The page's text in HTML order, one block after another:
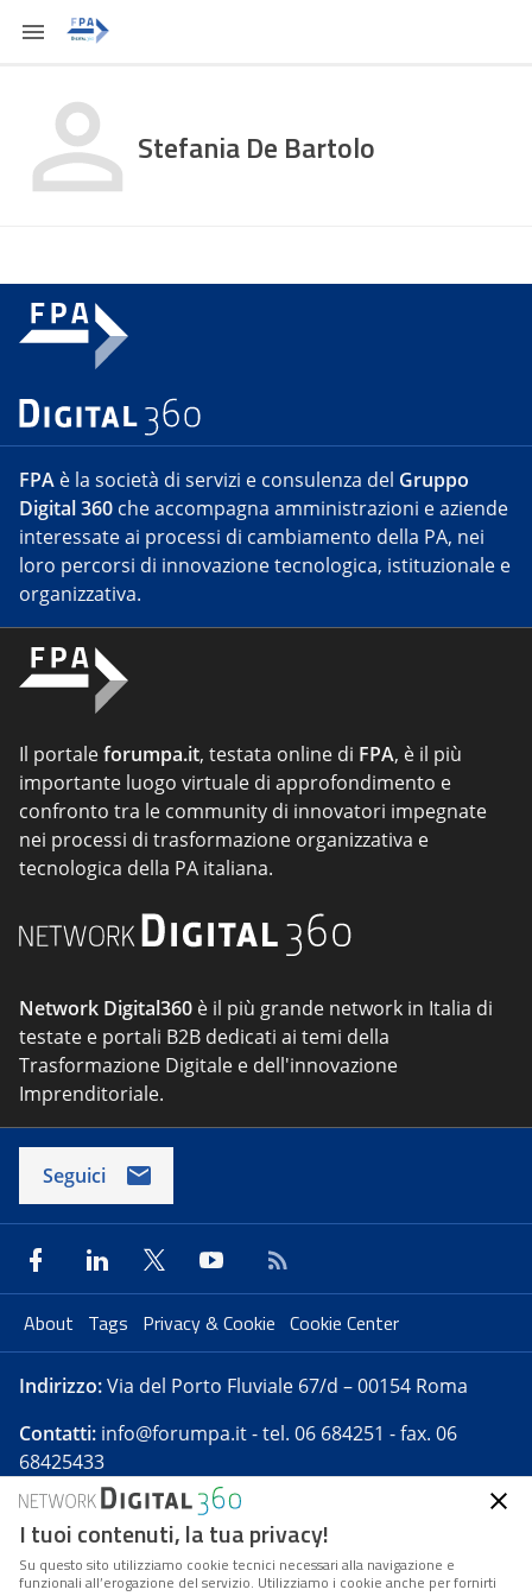
Stefania De Bartolo
FPA è la società di servizi e consulenza del Gruppo
Digital 360 che accompagna amministrazioni e aziende
interessate ai processi di cambiamento della PA, nei
loro percorsi di innovazione tecnologica, istituzionale e
organizzativa.
Il portaleforumpa.it, testata online di FPA, è il più
importante luogo virtuale di approfondimento e
confronto tra le community di innovatori impegnate
nei processi di trasformazione organizzativa e
tecnologica della PA italiana.
Network Digital360 è il più grande network in Italia di
testate e portali B2B dedicati ai temi della
Trasformazione Digitale e dell'innovazione
Imprenditoriale.
Seguici
About Tags Privacy & Cookie Cookie Center
Indirizzo:Via del Porto Fluviale 67/d – 00154 Roma
Contatti: info@forumpa.it- tel. 06 684251 - fax. 06
68425433
Forumpa.itè una pubblicazione telematica iscritta
presso Registro della stampa del Tribunale di Roma -
Reg. n. 182 del 2 maggio 2008 - Direttore resp. Michela
I tuoi contenuti, la tua privacy!
Su questo sito utilizziamo cookie tecnici necessari alla navigazione e
funzionali all’erogazione del servizio. Utilizziamo i cookie anche per fornirti